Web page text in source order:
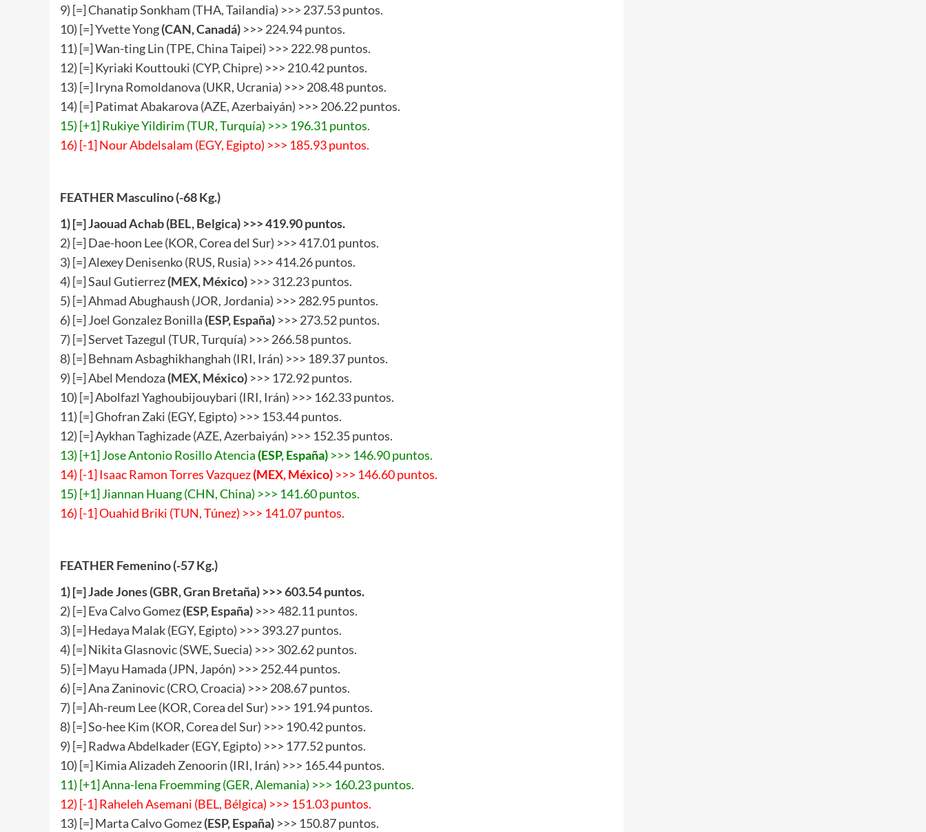
9) [=] Chanatip Sonkham (THA, Tailandia) >>> 237.53 puntos.
10) [=] Yvette Yong(CAN, Canadá) >>> 224.94 puntos.
11) [=] Wan-ting Lin (TPE, China Taipei) >>> 222.98 puntos.
12) [=] Kyriaki Kouttouki (CYP, Chipre) >>> 210.42 puntos.
13) [=] Iryna Romoldanova (UKR, Ucrania) >>> 208.48 puntos.
14) [=] Patimat Abakarova (AZE, Azerbaiyán) >>> 206.22 puntos.
15) [+1] Rukiye Yildirim (TUR, Turquía) >>> 196.31 puntos.
16) [-1] Nour Abdelsalam (EGY, Egipto) >>> 185.93 puntos.
FEATHER Masculino (-68 Kg.)
1)[=]Jaouad Achab (BEL, Belgica) >>>419.90puntos.
2) [=] Dae-hoon Lee (KOR, Corea del Sur) >>> 417.01 puntos.
3) [=] Alexey Denisenko (RUS, Rusia) >>> 414.26 puntos.
4) [=] Saul Gutierrez(MEX, México) >>> 312.23 puntos.
5) [=] Ahmad Abughaush (JOR, Jordania) >>> 282.95 puntos.
6) [=] Joel Gonzalez Bonilla (ESP, España) >>> 273.52 puntos.
7) [=] Servet Tazegul (TUR, Turquía) >>> 266.58 puntos.
8) [=] Behnam Asbaghikhanghah (IRI, Irán) >>> 189.37 puntos.
9) [=] Abel Mendoza (MEX, México) >>> 172.92 puntos.
10) [=] Abolfazl Yaghoubijouybari (IRI, Irán) >>> 162.33 puntos.
11) [=] Ghofran Zaki (EGY, Egipto) >>> 153.44 puntos.
12) [=] Aykhan Taghizade (AZE, Azerbaiyán) >>> 152.35 puntos.
13) [+1] Jose Antonio Rosillo Atencia (ESP, España) >>> 146.90 puntos.
14) [-1] Isaac Ramon Torres Vazquez(MEX, México) >>> 146.60 puntos.
15) [+1] Jiannan Huang (CHN, China) >>> 141.60 puntos.
16) [-1] Ouahid Briki (TUN, Túnez) >>> 141.07 puntos.
FEATHER Femenino (-57 Kg.)
1) [=] Jade Jones (GBR, Gran Bretaña) >>>603.54puntos.
2) [=] Eva Calvo Gomez(ESP, España) >>> 482.11 puntos.
3) [=] Hedaya Malak (EGY, Egipto) >>> 393.27 puntos.
4) [=] Nikita Glasnovic (SWE, Suecia) >>> 302.62 puntos.
5) [=] Mayu Hamada (JPN, Japón) >>> 252.44 puntos.
6) [=] Ana Zaninovic (CRO, Croacia) >>> 208.67 puntos.
7) [=] Ah-reum Lee (KOR, Corea del Sur) >>> 191.94 puntos.
8) [=] So-hee Kim (KOR, Corea del Sur) >>> 190.42 puntos.
9) [=] Radwa Abdelkader (EGY, Egipto) >>> 177.52 puntos.
10) [=] Kimia Alizadeh Zenoorin (IRI, Irán) >>> 165.44 puntos.
11) [+1] Anna-lena Froemming (GER, Alemania) >>> 160.23 puntos.
12) [-1] Raheleh Asemani (BEL, Bélgica) >>> 151.03 puntos.
13) [=] Marta Calvo Gomez(ESP, España) >>> 150.87 puntos.